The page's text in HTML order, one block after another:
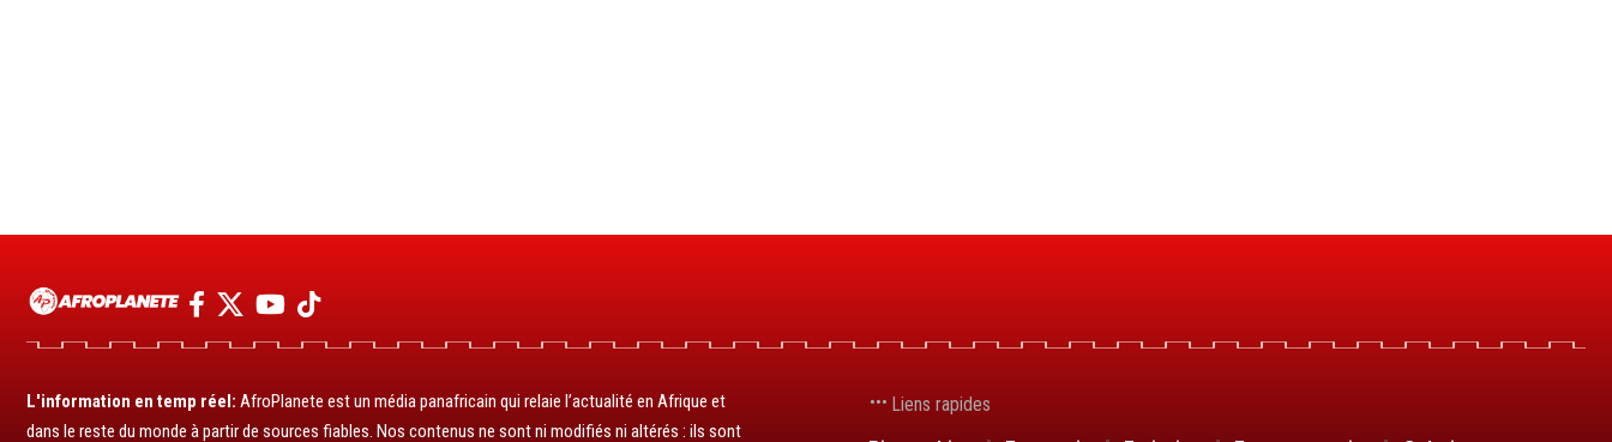
L'information en temp réel: AfroPlanete est un média panafricain qui relaie l’actualité en Afrique et
dans le reste du monde à partir de sources fiables. Nos contenus ne sont ni modifiés ni altérés : ils sont
Liens rapides